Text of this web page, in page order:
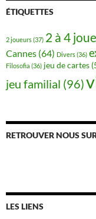
ÉTIQUETTES
2 joueurs(37) 2 à 4
Cannes (64) Divers(36)
Filosofia (36) jeu de cartes
jeu familial (96)
RETROUVER NOUS
LES LIENS